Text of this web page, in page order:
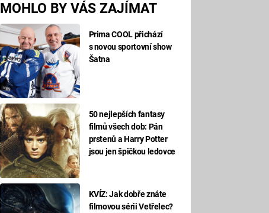
MOHLO BY VÁS ZAJÍMAT
Prima COOL přichází
s novou sportovní show
Šatna
50 nejlepších fantasy
filmů všech dob: Pán
prstenů a Harry Potter
jsou jen špičkou ledovce
KVÍZ: Jak dobře znáte
filmovou sérii Vetřelec?